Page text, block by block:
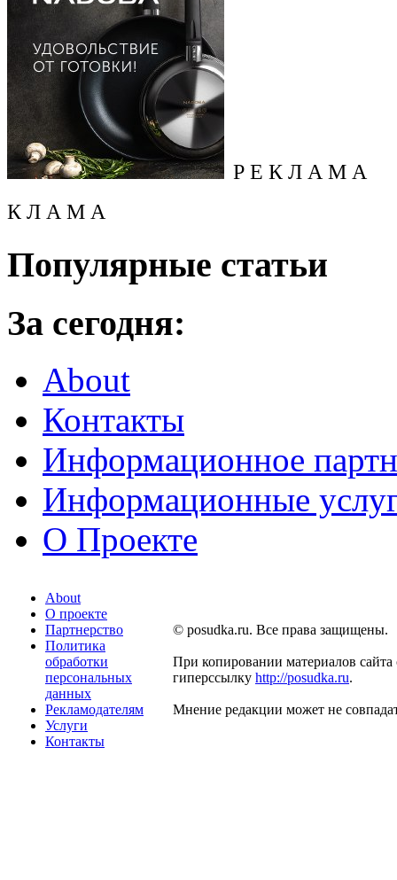
Р Е К Л А М А
К Л А М А
Популярные статьи
За сегодня:
About
Контакты
Информационное
Информационные
О Проекте
About
О проекте
Партнерство
Политика
обработки
персональных
данных
Рекламодателям
Услуги
Контакты
© posudka.ru. Все права защищены.
При копировании материалов сайта
гиперссылку http://posudka.ru.
Мнение редакции может не